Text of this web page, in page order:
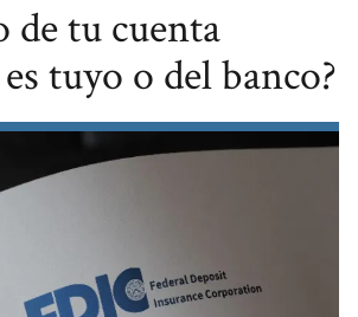
de tu cuenta
tuyo o del banco?